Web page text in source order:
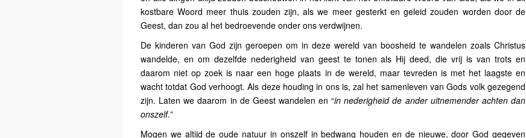
kostbare Woord meer thuis zouden zijn, als we meer gesterkt en geleid zouden worden door de
Geest, dan zou al het bedroevende onder ons verdwijnen.
De kinderen van God zijn geroepen om in deze wereld van boosheid te wandelen zoals Christus
wandelde, en om dezelfde nederigheid van geest te tonen als Hij deed, die vrij is van trots en
daarom niet op zoek is naar een hoge plaats in de wereld, maar tevreden is met het laagste en
wacht totdat God verhoogt. Als deze houding in ons is, zal het samenleven van Gods volk gezegend
zijn. Laten we daarom in de Geest wandelen en “in nederigheid de ander uitnemender achten dan
onszelf.”
Mogen we altijd de oude natuur in onszelf in bedwang houden en de nieuwe, door God gegeven